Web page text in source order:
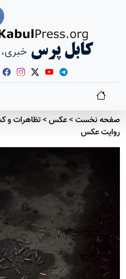
کابل پرس خبری،
صفحه نخست>عکس>تظاهرات و
روایت عکس